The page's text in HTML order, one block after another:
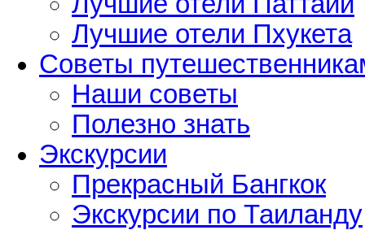
Лучшие отели Пхукета
Советы
Наши советы
Полезно знать
Экскурсии
Прекрасный Бангкок
Экскурсии по Таиланду